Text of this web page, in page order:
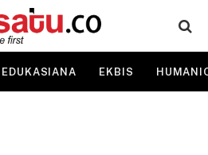
EDUKASIANA EKBIS